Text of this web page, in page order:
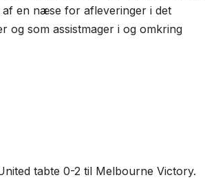
af en næse for afleveringer i det
og som assistmager i og omkring
tabte 0-2 til Melbourne Victory.